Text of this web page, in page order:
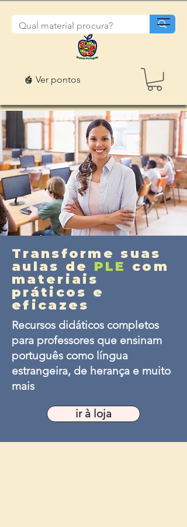
Ver pontos
Transforme suas
aulas de PLE com
materiais
práticos e
eficazes
Recursos didáticos completos
para professores que ensinam
português como língua
estrangeira, de herança e muito
mais
ir à loja